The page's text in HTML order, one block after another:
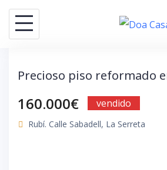
Saltar
contenido
Precioso piso reformado
160.000€ vendido
Rubí. Calle Sabadell, La Serreta